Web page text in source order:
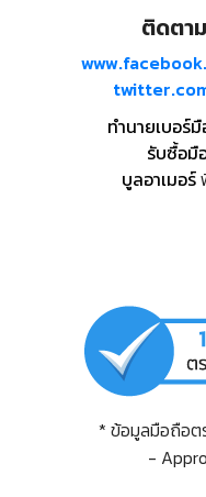
ติดตา
ทำนายเบอร์
รับซื้อมื
บูลอาเมอร์
* ข้อมูลมือถือต
-